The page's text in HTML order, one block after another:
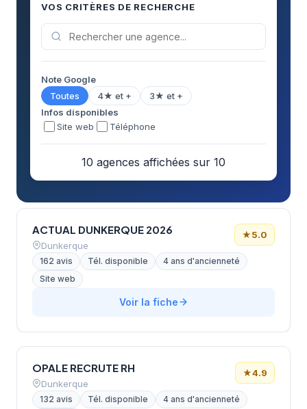
VOS CRITÈRES DE RECHERCHE
Note Google
Toutes
4★ et +
3★ et +
Infos disponibles
Site web
Téléphone
10 agences affichées sur 10
ACTUAL DUNKERQUE 2026
Dunkerque
★5.0
162 avis Tél. disponible
4 ans d'ancienneté
Site web
Voir la fiche
OPALE RECRUTE RH
Dunkerque
★4.9
132 avis Tél. disponible
4 ans d'ancienneté